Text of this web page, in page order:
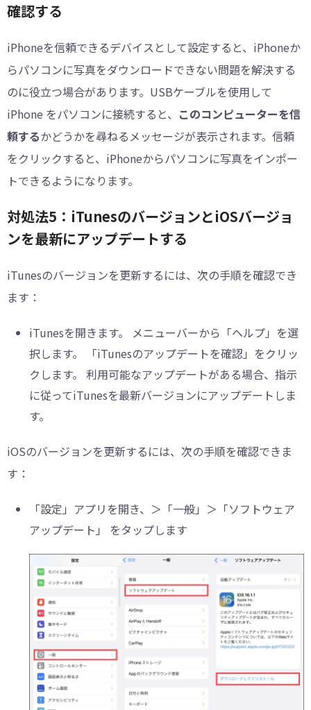
確認する
iPhoneを信頼できるデバイスとして設定すると、iPhoneか
らパソコンに写真をダウンロードできない問題を解決する
のに役立つ場合があります。USBケーブルを使用して
iPhone をパソコンに接続すると、 このコンピューターを信
頼するかどうかを尋ねるメッセージが表示されます。信頼
をクリックすると、iPhoneからパソコンに写真をインポー
トできるようになります。
対処法5：iTunesのバージョンとiOSバージョ
ンを最新にアップデートする
iTunesのバージョンを更新するには、次の手順を確認でき
ます：
iTunesを開きます。 メニューバーから「ヘルプ」を選
択します。 「iTunesのアップデートを確認」をクリッ
クします。 利用可能なアップデートがある場合、指示
に従ってiTunesを最新バージョンにアップデートしま
す。
iOSのバージョンを更新するには、次の手順を確認できま
す：
「設定」アプリを開き、＞「一般」＞「ソフトウェア
アップデート」 をタップします